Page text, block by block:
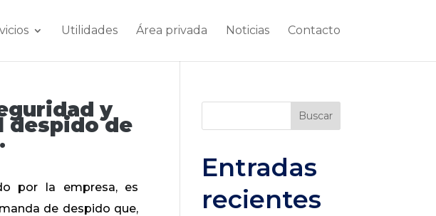
Utilidades Área privada Noticias Contacto
y
despido de
por la empresa, es
de despido que,
Buscar
Entradas
recientes